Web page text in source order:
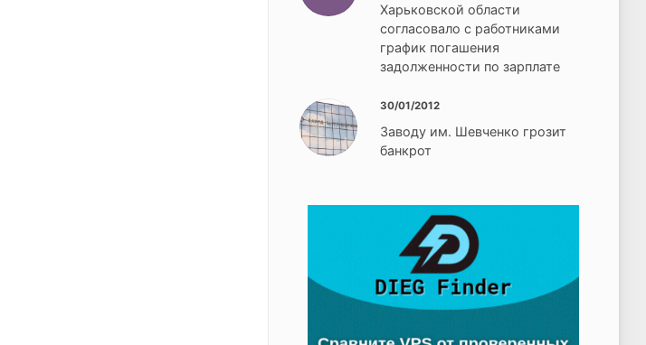
Харьковской области
согласовало с работниками
график погашения
задолженности по зарплате
30/01/2012
Заводу им. Шевченко грозит
банкрот